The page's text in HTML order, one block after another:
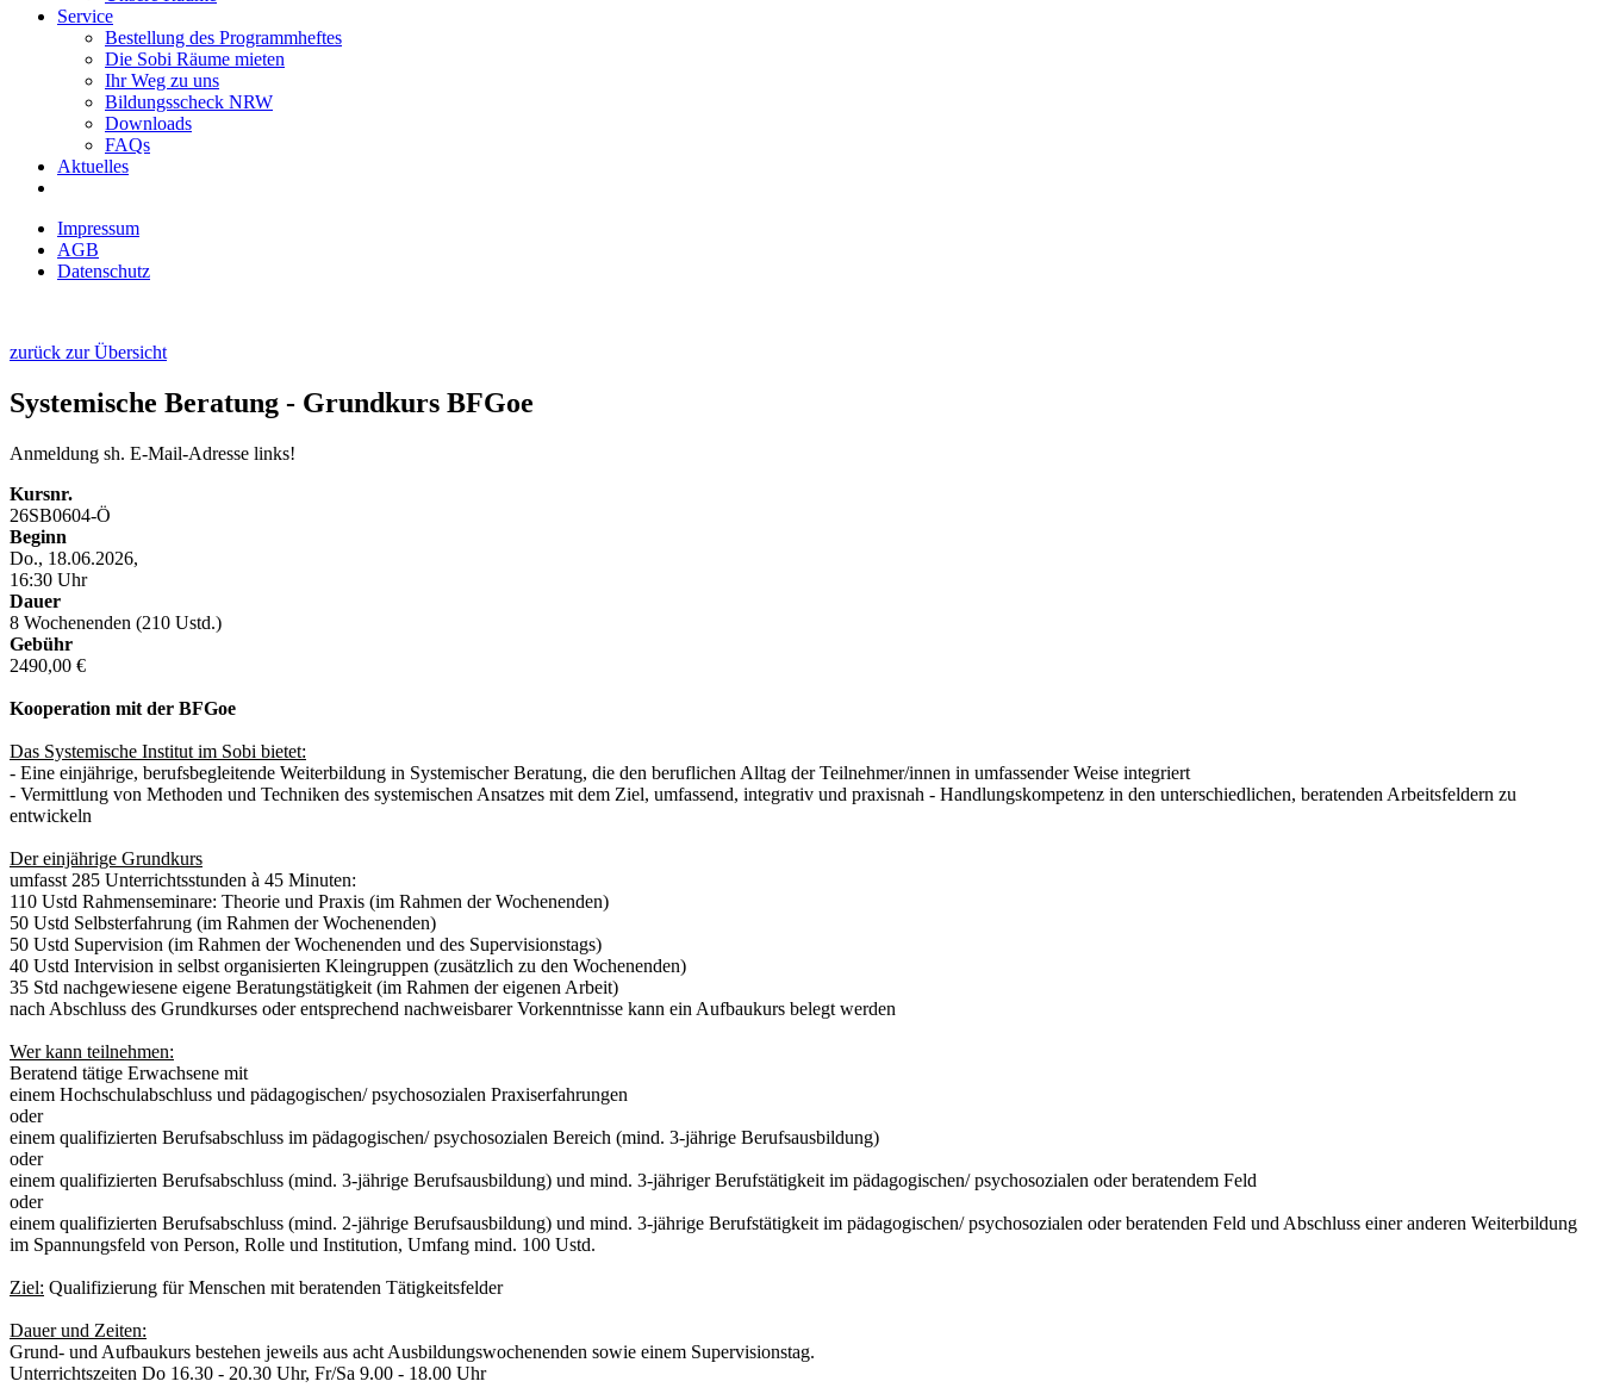
Service
Bestellung des Programmheftes
Die Sobi Räume mieten
Ihr Weg zu uns
Bildungsscheck NRW
Downloads
FAQs
Aktuelles
Impressum
AGB
Datenschutz
zurück zur Übersicht
Systemische Beratung - Grundkurs BFGoe
Anmeldung sh. E-Mail-Adresse links!
Kursnr.
26SB0604-Ö
Beginn
Do., 18.06.2026,
16:30 Uhr
Dauer
8 Wochenenden (210 Ustd.)
Gebühr
2490,00 €
Kooperation mit der BFGoe
Das Systemische Institut im Sobi bietet:
- Eine einjährige, berufsbegleitende Weiterbildung in Systemischer Beratung, die den beruflichen Alltag der Teilnehmer/innen in umfassender Weise integriert
- Vermittlung von Methoden und Techniken des systemischen Ansatzes mit dem Ziel, umfassend, integrativ und praxisnah - Handlungskompetenz in den unterschiedlichen, beratenden Arbeitsfeldern zu
entwickeln
Der einjährige Grundkurs
umfasst 285 Unterrichtsstunden à 45 Minuten:
110 Ustd Rahmenseminare: Theorie und Praxis (im Rahmen der Wochenenden)
50 Ustd Selbsterfahrung (im Rahmen der Wochenenden)
50 Ustd Supervision (im Rahmen der Wochenenden und des Supervisionstags)
40 Ustd Intervision in selbst organisierten Kleingruppen (zusätzlich zu den Wochenenden)
35 Std nachgewiesene eigene Beratungstätigkeit (im Rahmen der eigenen Arbeit)
nach Abschluss des Grundkurses oder entsprechend nachweisbarer Vorkenntnisse kann ein Aufbaukurs belegt werden
Wer kann teilnehmen:
Beratend tätige Erwachsene mit
einem Hochschulabschluss und pädagogischen/ psychosozialen Praxiserfahrungen
oder
einem qualifizierten Berufsabschluss im pädagogischen/ psychosozialen Bereich (mind. 3-jährige Berufsausbildung)
oder
einem qualifizierten Berufsabschluss (mind. 3-jährige Berufsausbildung) und mind. 3-jähriger Berufstätigkeit im pädagogischen/ psychosozialen oder beratendem Feld
oder
einem qualifizierten Berufsabschluss (mind. 2-jährige Berufsausbildung) und mind. 3-jährige Berufstätigkeit im pädagogischen/ psychosozialen oder beratenden Feld und Abschluss einer anderen Weiterbildung
im Spannungsfeld von Person, Rolle und Institution, Umfang mind. 100 Ustd.
Ziel: Qualifizierung für Menschen mit beratenden Tätigkeitsfelder
Dauer und Zeiten:
Grund- und Aufbaukurs bestehen jeweils aus acht Ausbildungswochenenden sowie einem Supervisionstag.
Unterrichtszeiten Do 16.30 - 20.30 Uhr, Fr/Sa 9.00 - 18.00 Uhr